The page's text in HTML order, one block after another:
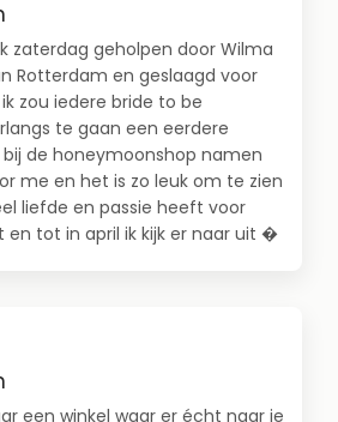
zaterdag geholpen door Wilma
Rotterdam en geslaagd voor
zou iedere bride to be
te gaan een eerdere
de honeymoonshop namen
me en het is zo leuk om te zien
liefde en passie heeft voor
en tot in april ik kijk er naar uit �
een winkel waar er écht naar je